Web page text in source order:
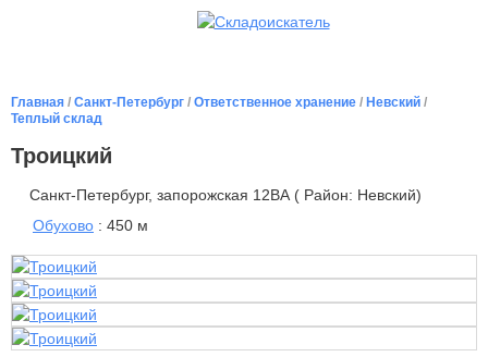
Главная / Санкт-Петербург / Ответственное хранение / Невский /
Теплый склад
Троицкий
Санкт-Петербург, запорожская 12ВА ( Район: Невский)
Обухово : 450 м